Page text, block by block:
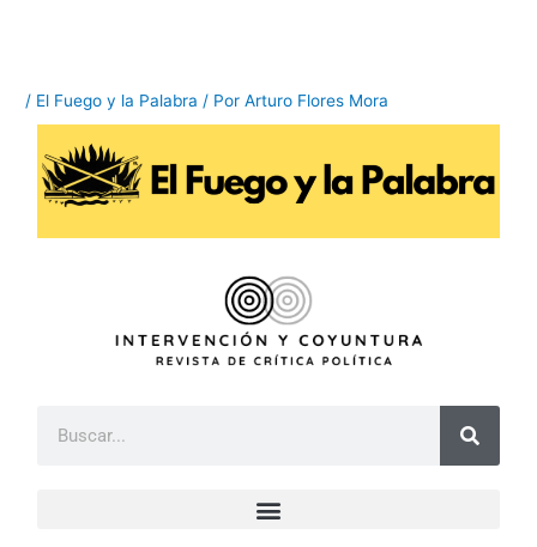
/ El Fuego y la Palabra / PorArturo Flores Mora